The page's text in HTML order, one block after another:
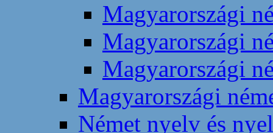
Magyarországi
Magyarországi
Magyarországi
Magyarországi
Német nyelv és